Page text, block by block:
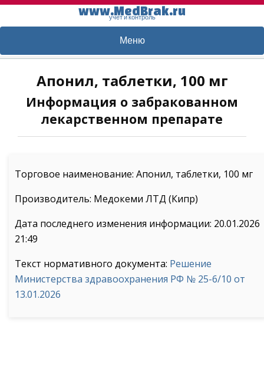
www.MedBrak.ru
учет и контроль
Меню
Апонил, таблетки, 100 мг
Информация о забракованном
лекарственном препарате
Торговое наименование: Апонил, таблетки, 100 мг
Производитель: Медокеми ЛТД (Кипр)
Дата последнего изменения информации: 20.01.2026
21:49
Текст нормативного документа: Решение
Министерства здравоохранения РФ № 25-6/10 от
13.01.2026